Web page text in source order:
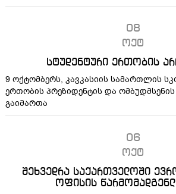
08
ოქტ
სტუდენტური ერთობის
9 ოქტომბერს, კავკასიის სამართლის
ერთობის პრეზიდენტის და ომბუდმსენის
გაიმართა
06
ოქტ
შეხვედრა საქართველოში
ოფისის